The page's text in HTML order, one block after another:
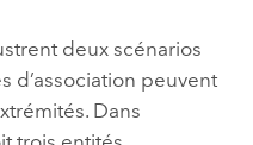
deux scénarios
d’association peuvent
Dans